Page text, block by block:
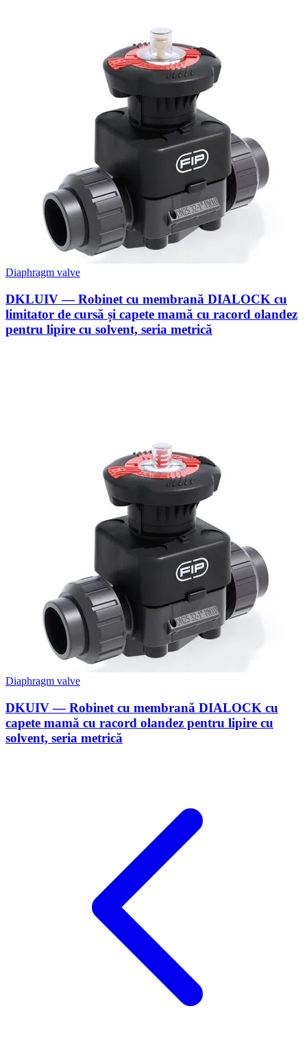
Diaphragm valve
DKLUIV — Robinet cu membrană DIALOCK cu
limitator de cursă și capete mamă cu racord olandez
pentru lipire cu solvent, seria metrică
Diaphragm valve
DKUIV — Robinet cu membrană DIALOCK cu
capete mamă cu racord olandez pentru lipire cu
solvent, seria metrică